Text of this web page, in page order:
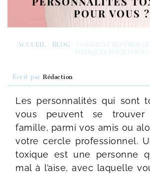
POUR VOUS ?
Accueil » Blog » Comment repérer
toxiques pour vous ?
Écrit par Rédaction
Les personnalités qui sont
vous peuvent se trouver
famille, parmi vos amis ou
votre cercle professionnel.
toxique est une personne
mal à l’aise, avec laquelle